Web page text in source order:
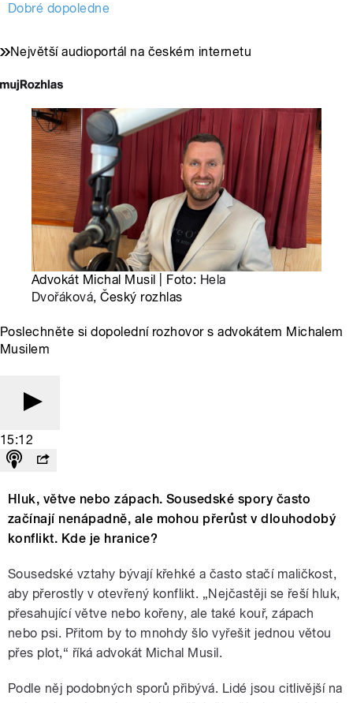
Dobré dopoledne
Největší audioportál na českém internetu
Advokát Michal Musil | Foto: Hela
Dvořáková, Český rozhlas
Poslechněte si dopolední rozhovor s advokátem Michalem
Musilem
15:12
Hluk, větve nebo zápach. Sousedské spory často
začínají nenápadně, ale mohou přerůst v dlouhodobý
konflikt. Kde je hranice?
Sousedské vztahy bývají křehké a často stačí maličkost,
aby přerostly v otevřený konflikt. „Nejčastěji se řeší hluk,
přesahující větve nebo kořeny, ale také kouř, zápach
nebo psi. Přitom by to mnohdy šlo vyřešit jednou větou
přes plot,“ říká advokát Michal Musil.
Podle něj podobných sporů přibývá. Lidé jsou citlivější na